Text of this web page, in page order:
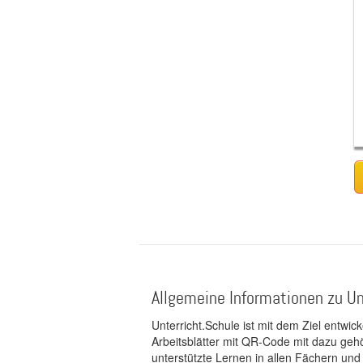
Allgemeine Informationen zu
Unterricht.Schule ist mit dem Ziel
Arbeitsblätter mit QR-Code mit dazu
unterstützte Lernen in allen Fächern